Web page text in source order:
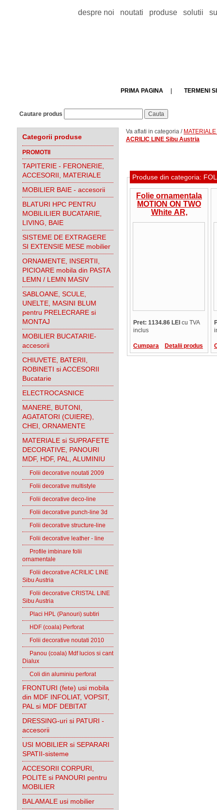
despre noi noutati produse solutii
PRIMA PAGINA TERMENI
Cautare produs
Categorii produse
PROMOTII
TAPITERIE - FERONERIE,
ACCESORII, MATERIALE
MOBILIER BAIE - accesorii
BLATURI HPC PENTRU
MOBILILIER BUCATARIE,
LIVING, BAIE
SISTEME DE EXTRAGERE
SI EXTENSIE MESE mobilier
ORNAMENTE, INSERTII,
PICIOARE mobila din PASTA
LEMN / LEMN MASIV
SABLOANE, SCULE,
UNELTE, MASINI BLUM
pentru PRELECRARE si
MONTAJ
MOBILIER BUCATARIE-
accesorii
CHIUVETE, BATERII,
ROBINETI si ACCESORII
Bucatarie
ELECTROCASNICE
MANERE, BUTONI,
AGATATORI (CUIERE),
CHEI, ORNAMENTE
MATERIALE si SUPRAFETE
DECORATIVE, PANOURI
MDF, HDF, PAL, ALUMINIU
Folii decorative noutati 2009
Folii decorative multistyle
Folii decorative deco-line
Folii decorative punch-line 3d
Folii decorative structure-line
Folii decorative leather - line
Profile imbinare folii
ornamentale
Folii decorative ACRILIC LINE
Sibu Austria
Folii decorative CRISTAL LINE
Sibu Austria
Placi HPL (Panouri) subtiri
HDF (coala) Perforat
Folii decorative noutati 2010
Panou (coala) Mdf lucios si cant
Dialux
Coli din aluminiu perforat
FRONTURI (fete) usi mobila
din MDF INFOLIAT, VOPSIT,
PAL si MDF DEBITAT
DRESSING-uri si PATURI -
accesorii
USI MOBILIER si SEPARARI
SPATII-sisteme
ACCESORII CORPURI,
POLITE si PANOURI pentru
MOBILIER
BALAMALE usi mobilier
Va aflati in categoria /
ACRILIC LINE Sibu Austria
Produse din categoria:
Folie ornamentala
MOTION ON TWO
White AR,
adezivata, 15764
Pret: 1134.86 LEI cu TVA
inclus
Cumpara Detalii produs